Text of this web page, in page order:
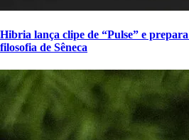
Hibria lança clipe de “Pulse” e
filosofia de Sêneca